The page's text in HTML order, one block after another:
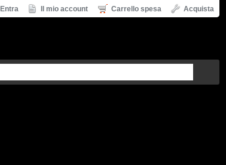
Entra Il mio account Carrello spesa Acquista